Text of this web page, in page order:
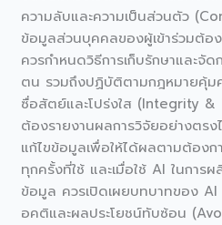
ความลับและความเป็นส่วนตัว
ข้อมูลส่วนบุคคลของผู้เข้าร่วมต้อ
ควรกำหนดวิธีการเก็บรักษาและจั
ตน รวมถึงปฏิบัติตามกฎหมายคุ้
ซื่อสัตย์และโปร่งใส (Integrity
ต้องรายงานผลการวิจัยอย่างตร
แก้ไขข้อมูลเพื่อให้ได้ผลตามต้อง
ทุกครั้งที่ใช้ และเมื่อใช้ AI ในการผ
ข้อมูล ควรเปิดเผยบทบาทของ
อคติและผลประโยชน์ทับซ้อน